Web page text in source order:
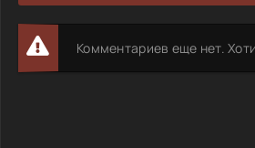
Комментариев еще нет.